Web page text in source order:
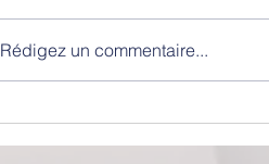
Rédigez un commentaire...